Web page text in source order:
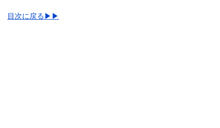
目次に戻る▶▶